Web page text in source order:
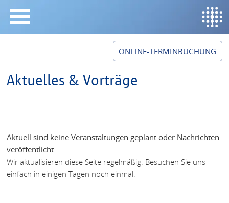
ONLINE-TERMINBUCHUNG
Aktuelles & Vorträge
Aktuell sind keine Veranstaltungen geplant oder Nachrichten
veröffentlicht.
Wir aktualisieren diese Seite regelmäßig. Besuchen Sie uns
einfach in einigen Tagen noch einmal.